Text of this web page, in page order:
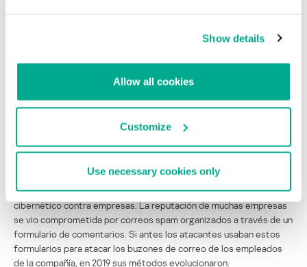
Show details
Allow all cookies
Customize
Use necessary cookies only
El sector corporativo en la mira
La nueva tendencia de crecimiento del número de ataques al
sector corporativo no solo se refleja en los intentos de chantaje
cibernético contra empresas. La reputación de muchas empresas
se vio comprometida por correos spam organizados a través de un
formulario de comentarios. Si antes los atacantes usaban estos
formularios para atacar los buzones de correo de los empleados
de la compañía, en 2019 sus métodos evolucionaron.